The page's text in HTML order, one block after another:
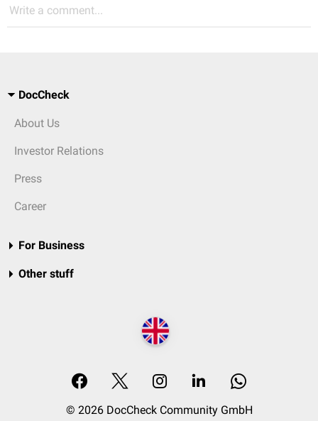
Write a comment...
DocCheck
About Us
Investor Relations
Press
Career
For Business
Other stuff
© 2026 DocCheck Community GmbH